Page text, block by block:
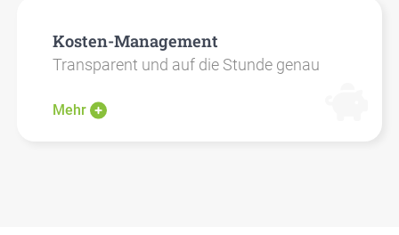
Kos­ten-Manage­ment
Trans­pa­rent und auf die Stun­de genau
Mehr